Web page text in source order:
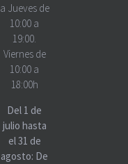
a Jueves de
10:00 a
19:00.
Viernes de
10:00 a
18:00h
Del 1 de
julio hasta
el 31 de
agosto: De